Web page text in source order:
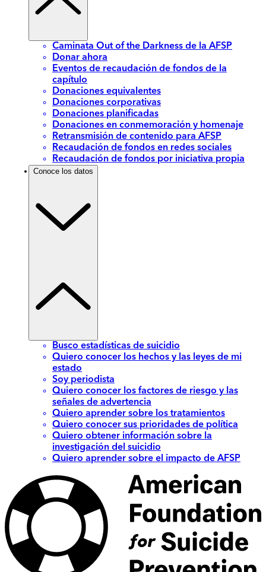
Caminata Out of the Darkness de la AFSP
Donar ahora
Eventos de recaudación de fondos de la
capítulo
Donaciones equivalentes
Donaciones corporativas
Donaciones planificadas
Donaciones en conmemoración y homenaje
Retransmisión de contenido para AFSP
Recaudación de fondos en redes sociales
Recaudación de fondos por iniciativa propia
Conoce los datos
Busco estadísticas de suicidio
Quiero conocer los hechos y las leyes de mi
estado
Soy periodista
Quiero conocer los factores de riesgo y las
señales de advertencia
Quiero aprender sobre los tratamientos
Quiero conocer sus prioridades de política
Quiero obtener información sobre la
investigación del suicidio
Quiero aprender sobre el impacto de AFSP